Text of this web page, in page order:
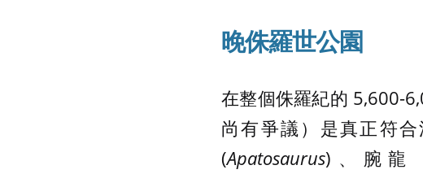
晚侏羅世公園
在整個侏羅紀的 5,600-
尚有爭議）是真正符
(Apatosaurus)、腕龍